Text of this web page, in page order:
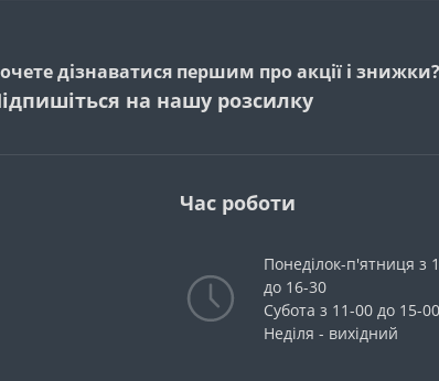
дізнаватися першим про акції і знижки?
на нашу розсилку
Час роботи
Понеділок-п'ятниця з
до 16-30
Субота з 11-00 до 15-00
Неділя - вихідний